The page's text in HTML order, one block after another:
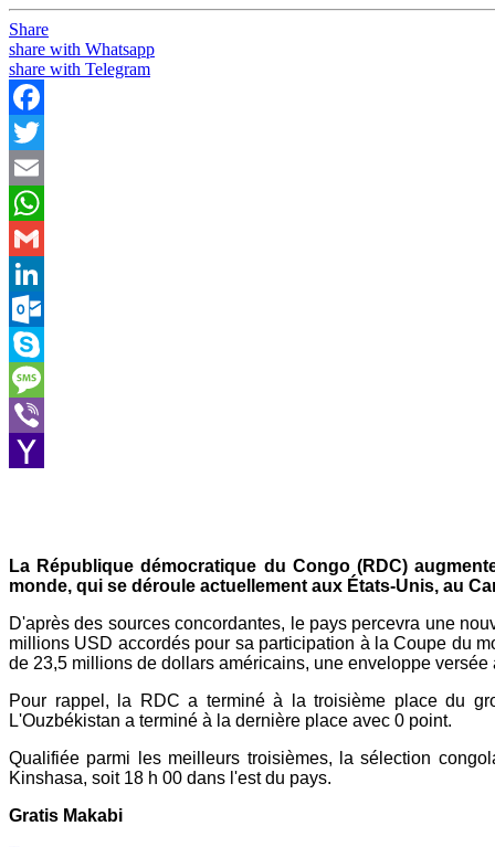
Share
share with Whatsapp
share with Telegram
Facebook
Twitter
Email
WhatsApp
Gmail
LinkedIn
Outlook.com
Skype
Message
Viber
La République démocratique du Congo (RDC)
monde, qui se déroule actuellement aux États-Unis, au
D'après des sources concordantes, le pays percevra une
millions USD accordés pour sa participation à la Coupe du
de 23,5 millions de dollars américains, une enveloppe
Pour rappel, la RDC a terminé à la troisième place du
L'Ouzbékistan a terminé à la dernière place avec 0 point.
Qualifiée parmi les meilleurs troisièmes, la sélection
Kinshasa, soit 18 h 00 dans l'est du pays.
Gratis Makabi